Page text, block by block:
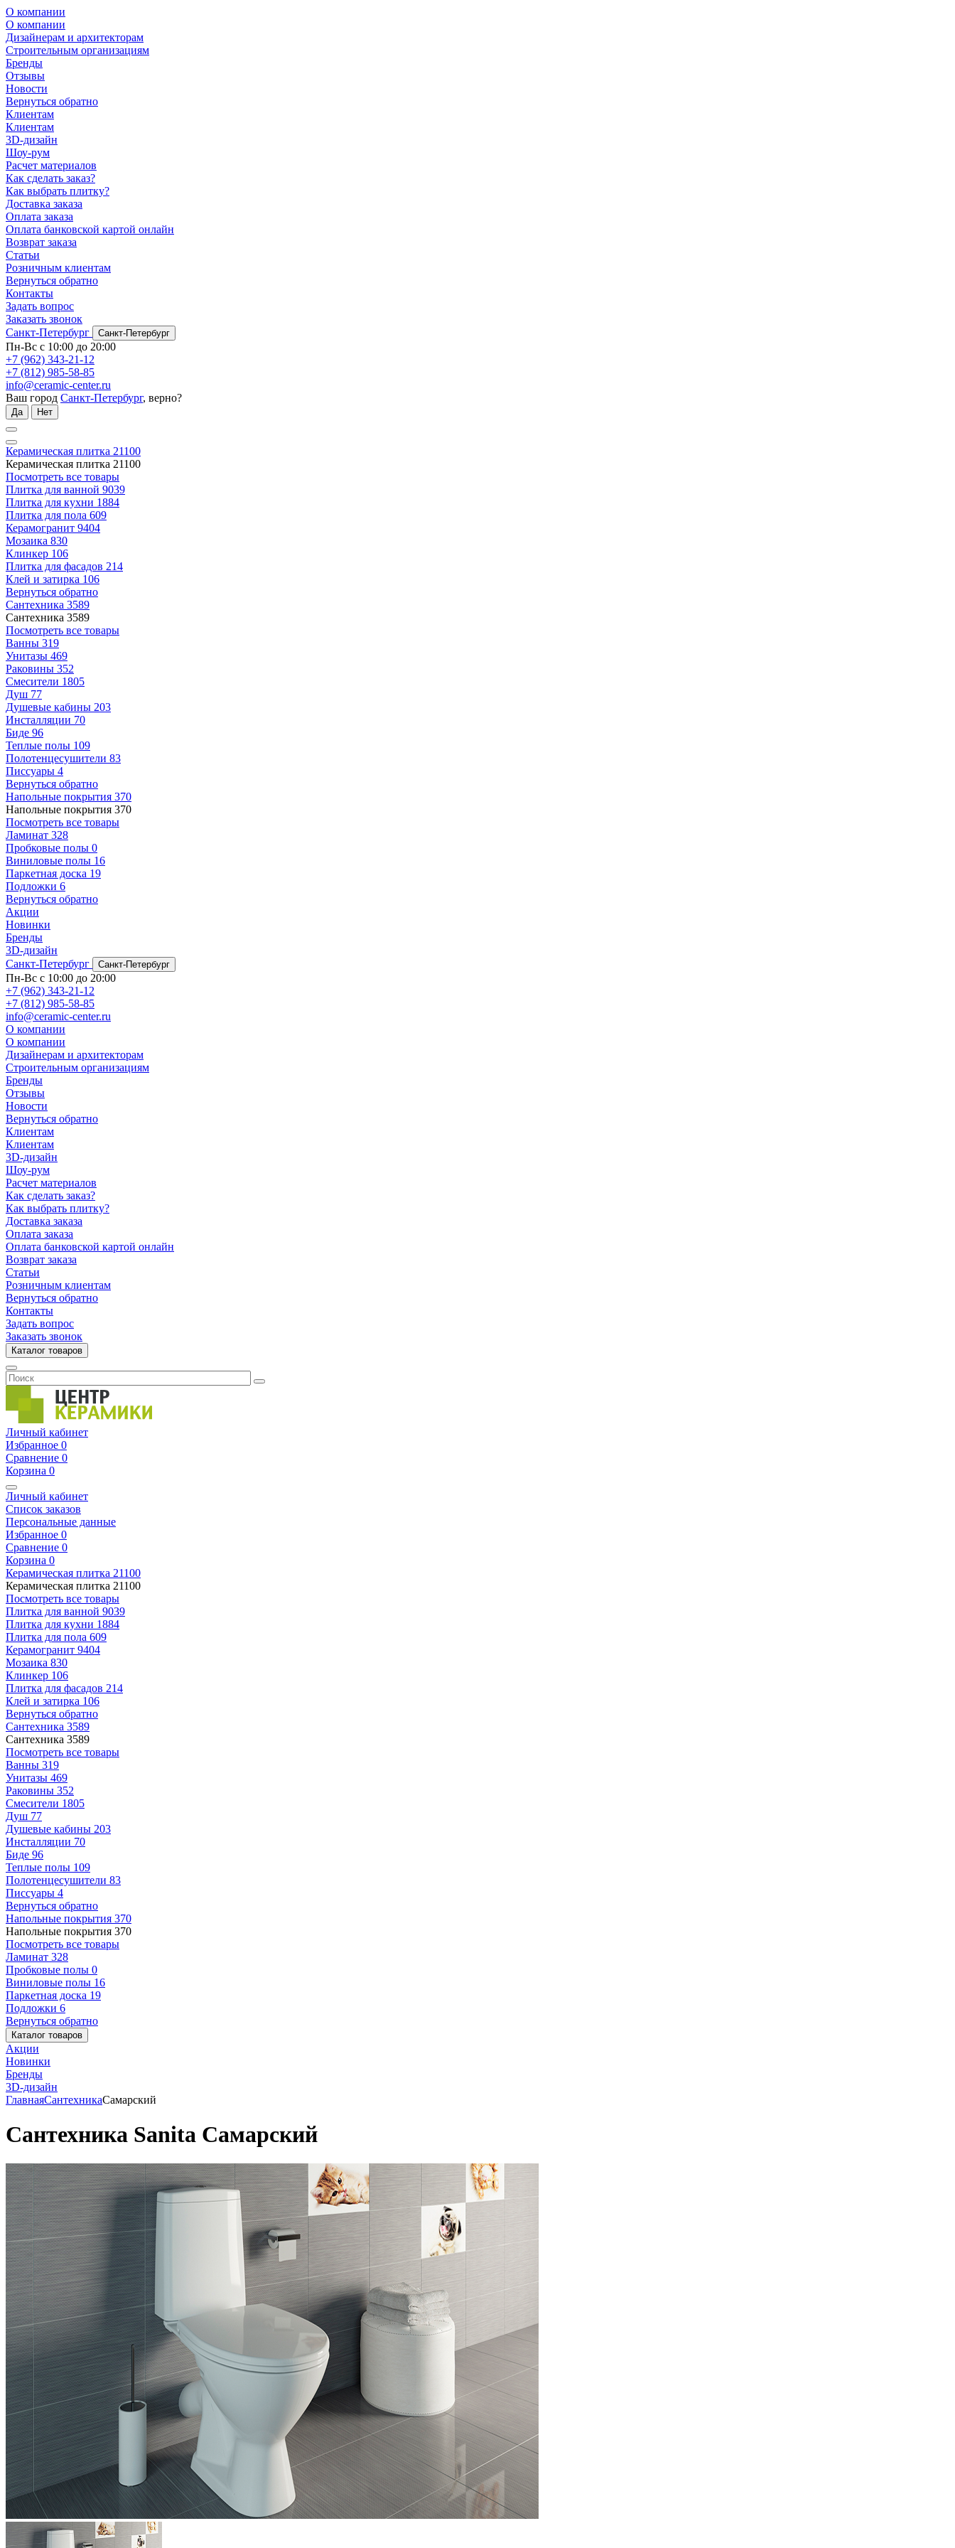
О компании
О компании
Дизайнерам и архитекторам
Строительным организациям
Бренды
Отзывы
Новости
Вернуться обратно
Клиентам
Клиентам
3D-дизайн
Шоу-рум
Расчет материалов
Как сделать заказ?
Как выбрать плитку?
Доставка заказа
Оплата заказа
Оплата банковской картой онлайн
Возврат заказа
Статьи
Розничным клиентам
Вернуться обратно
Контакты
Задать вопрос
Заказать звонок
Санкт-Петербург
Санкт-Петербург
Пн-Вс с 10:00 до 20:00
+7 (962) 343-21-12
+7 (812) 985-58-85
info@ceramic-center.ru
Ваш город Санкт-Петербург, верно?
Да Нет
Керамическая плитка 21100
Керамическая плитка 21100
Посмотреть все товары
Плитка для ванной 9039
Плитка для кухни 1884
Плитка для пола 609
Керамогранит 9404
Мозаика 830
Клинкер 106
Плитка для фасадов 214
Клей и затирка 106
Вернуться обратно
Сантехника 3589
Сантехника 3589
Посмотреть все товары
Ванны 319
Унитазы 469
Раковины 352
Смесители 1805
Душ 77
Душевые кабины 203
Инсталляции 70
Биде 96
Теплые полы 109
Полотенцесушители 83
Писсуары 4
Вернуться обратно
Напольные покрытия 370
Напольные покрытия 370
Посмотреть все товары
Ламинат 328
Пробковые полы 0
Виниловые полы 16
Паркетная доска 19
Подложки 6
Вернуться обратно
Акции
Новинки
Бренды
3D-дизайн
Санкт-Петербург
Санкт-Петербург
Пн-Вс с 10:00 до 20:00
+7 (962) 343-21-12
+7 (812) 985-58-85
info@ceramic-center.ru
О компании
О компании
Дизайнерам и архитекторам
Строительным организациям
Бренды
Отзывы
Новости
Вернуться обратно
Клиентам
Клиентам
3D-дизайн
Шоу-рум
Расчет материалов
Как сделать заказ?
Как выбрать плитку?
Доставка заказа
Оплата заказа
Оплата банковской картой онлайн
Возврат заказа
Статьи
Розничным клиентам
Вернуться обратно
Контакты
Задать вопрос
Заказать звонок
Каталог товаров
Личный кабинет
Избранное 0
Сравнение 0
Корзина 0
Личный кабинет
Список заказов
Персональные данные
Избранное 0
Сравнение 0
Корзина 0
Керамическая плитка 21100
Керамическая плитка 21100
Посмотреть все товары
Плитка для ванной 9039
Плитка для кухни 1884
Плитка для пола 609
Керамогранит 9404
Мозаика 830
Клинкер 106
Плитка для фасадов 214
Клей и затирка 106
Вернуться обратно
Сантехника 3589
Сантехника 3589
Посмотреть все товары
Ванны 319
Унитазы 469
Раковины 352
Смесители 1805
Душ 77
Душевые кабины 203
Инсталляции 70
Биде 96
Теплые полы 109
Полотенцесушители 83
Писсуары 4
Вернуться обратно
Напольные покрытия 370
Напольные покрытия 370
Посмотреть все товары
Ламинат 328
Пробковые полы 0
Виниловые полы 16
Паркетная доска 19
Подложки 6
Вернуться обратно
Каталог товаров
Акции
Новинки
Бренды
3D-дизайн
ГлавнаяСантехникаСамарский
Сантехника Sanita Самарский